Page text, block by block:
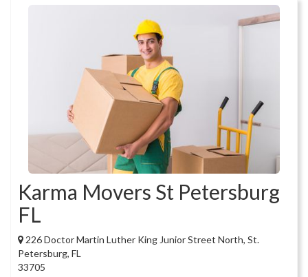
Karma Movers St Petersburg
FL
226 Doctor Martin Luther King Junior Street North, St.
Petersburg, FL
33705